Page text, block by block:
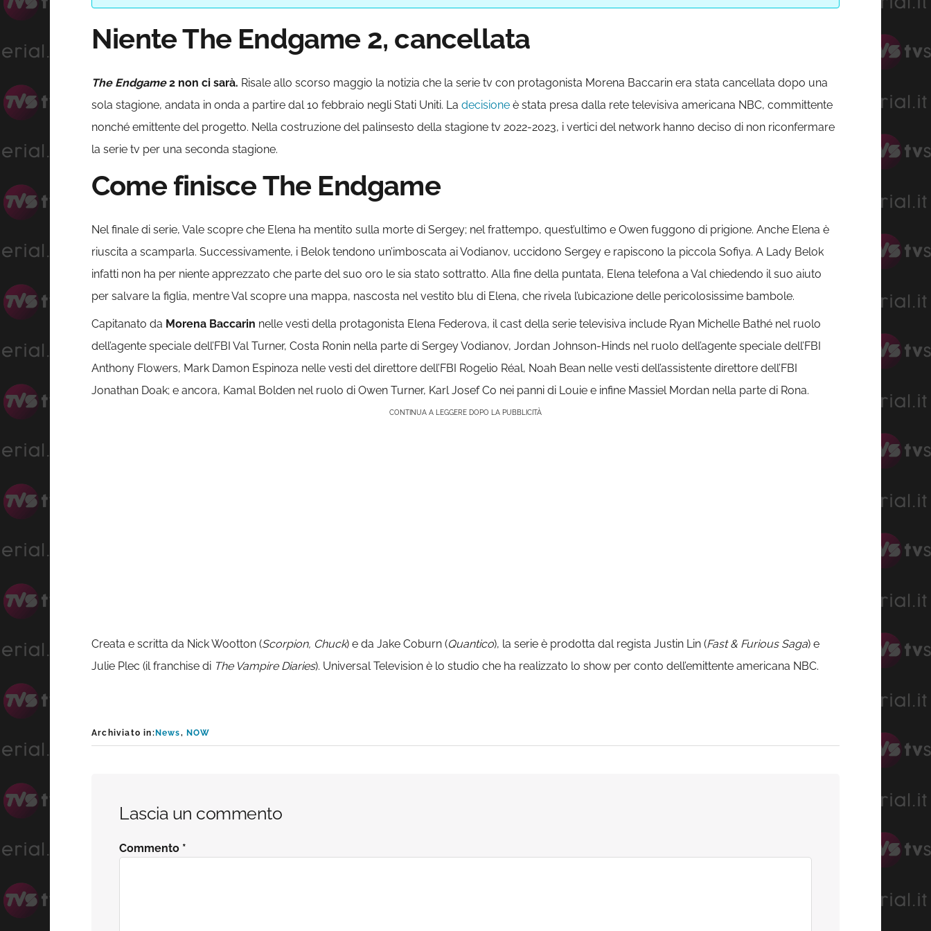
Niente The Endgame 2, cancellata
The Endgame2 non ci sarà. Risale allo scorso maggio la notizia che la serie tv con protagonista Morena Baccarin era stata cancellata dopo una
sola stagione, andata in onda a partire dal 10 febbraio negli Stati Uniti. La decisione è stata presa dalla rete televisiva americana NBC, committente
nonché emittente del progetto. Nella costruzione del palinsesto della stagione tv 2022-2023, i vertici del network hanno deciso di non riconfermare
la serie tv per una seconda stagione.
Come finisce The Endgame
Nel finale di serie, Vale scopre che Elena ha mentito sulla morte di Sergey; nel frattempo, quest’ultimo e Owen fuggono di prigione. Anche Elena è
riuscita a scamparla. Successivamente, i Belok tendono un’imboscata ai Vodianov, uccidono Sergey e rapiscono la piccola Sofiya. A Lady Belok
infatti non ha per niente apprezzato che parte del suo oro le sia stato sottratto. Alla fine della puntata, Elena telefona a Val chiedendo il suo aiuto
per salvare la figlia, mentre Val scopre una mappa, nascosta nel vestito blu di Elena, che rivela l’ubicazione delle pericolosissime bambole.
Capitanato da Morena Baccarin nelle vesti della protagonista Elena Federova, il cast della serie televisiva include Ryan Michelle Bathé nel ruolo
dell’agente speciale dell’FBI Val Turner, Costa Ronin nella parte di Sergey Vodianov, Jordan Johnson-Hinds nel ruolo dell’agente speciale dell’FBI
Anthony Flowers, Mark Damon Espinoza nelle vesti del direttore dell’FBI Rogelio Réal, Noah Bean nelle vesti dell’assistente direttore dell’FBI
Jonathan Doak; e ancora, Kamal Bolden nel ruolo di Owen Turner, Karl Josef Co nei panni di Louie e infine Massiel Mordan nella parte di Rona.
CONTINUA A LEGGERE DOPO LA PUBBLICITÀ
Creata e scritta da Nick Wootton (Scorpion, Chuck) e da Jake Coburn (Quantico), la serie è prodotta dal regista Justin Lin (Fast & Furious Saga) e
Julie Plec (il franchise di The Vampire Diaries). Universal Television è lo studio che ha realizzato lo show per conto dell’emittente americana NBC.
Archiviato in: News, NOW
Lascia un commento
Commento *